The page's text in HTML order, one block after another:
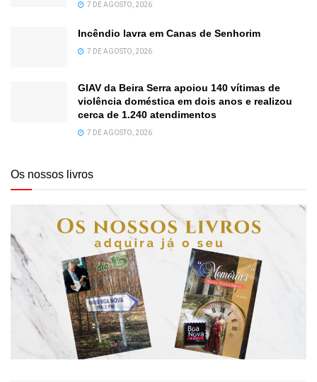
7 DE AGOSTO, 2026
Incêndio lavra em Canas de Senhorim
7 DE AGOSTO, 2026
GIAV da Beira Serra apoiou 140 vítimas de
violência doméstica em dois anos e realizou
cerca de 1.240 atendimentos
7 DE AGOSTO, 2026
Os nossos livros